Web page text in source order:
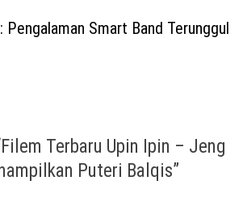
Pengalaman Smart Band Terunggul
Filem Terbaru Upin Ipin – Jeng
Puteri Balqis”